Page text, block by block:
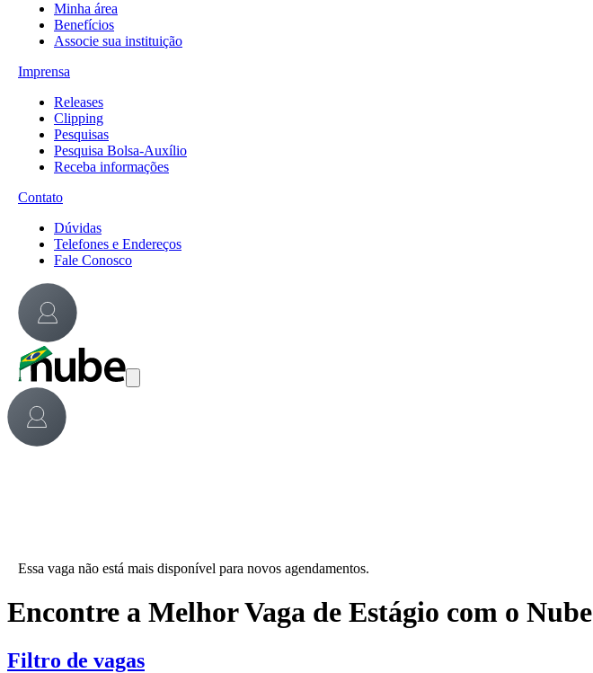
Minha área
Benefícios
Associe sua instituição
Imprensa
Releases
Clipping
Pesquisas
Pesquisa Bolsa-Auxílio
Receba informações
Contato
Dúvidas
Telefones e Endereços
Fale Conosco
Essa vaga não está mais disponível para novos agendamentos.
Encontre a Melhor Vaga de Estágio com o Nube
Filtro de vagas